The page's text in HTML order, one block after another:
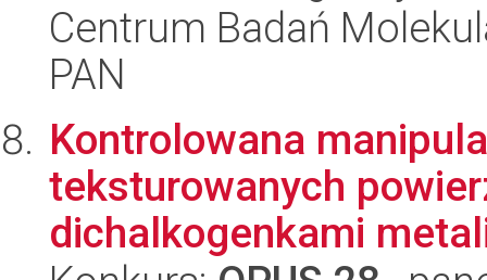
Centrum Badań
PAN
Kontrolowana
teksturowanych
dichalkogenkami